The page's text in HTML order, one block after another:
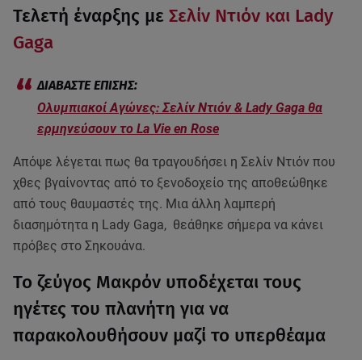
Τελετή έναρξης με Σελίν Ντιόν και Lady
Gaga
Ολυμπιακοί Αγώνες: Σελίν Ντιόν & Lady Gaga θα
ερμηνεύσουν το La Vie en Rose
Απόψε λέγεται πως θα τραγουδήσει η Σελίν Ντιόν που
χθες βγαίνοντας από το ξενοδοχείο της αποθεώθηκε
από τους θαυμαστές της. Μια άλλη λαμπερή
διασημότητα η Lady Gaga, θεάθηκε σήμερα να κάνει
πρόβες στο Σηκουάνα.
Το ζεύγος Μακρόν υποδέχεται τους
ηγέτες του πλανήτη για να
παρακολουθήσουν μαζί το υπερθέαμα